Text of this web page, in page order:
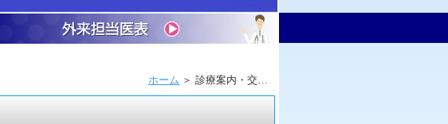
ホーム 診療案内・交通案内